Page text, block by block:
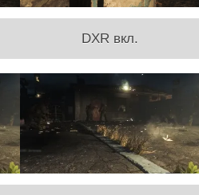
DXR вкл.